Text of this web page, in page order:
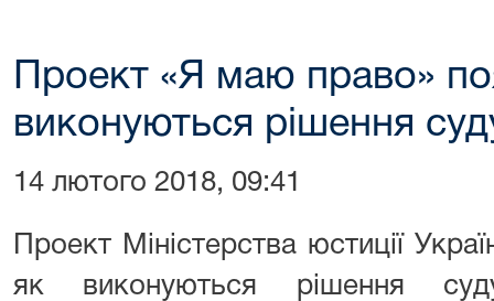
Проект «Я маю право»
виконуються рішення
14 лютого 2018, 09:41
Проект Міністерства юстиції
як виконуються рішення